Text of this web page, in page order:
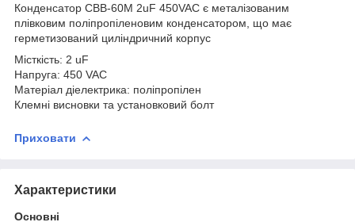
Конденсатор CBB-60M 2uF 450VAC є металізованим
плівковим поліпропіленовим конденсатором, що має
герметизований циліндричний корпус
Місткість: 2 uF
Напруга: 450 VAC
Матеріал діелектрика: поліпропілен
Клемні висновки та установковий болт
Приховати
Характеристики
Основні